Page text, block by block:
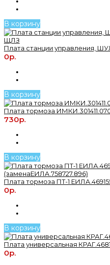
В корзину
Плата станции управления,
0р.
В корзину
Плата тормоза
730р.
В корзину
Плата тормоза ПТ-1
0р.
В корзину
Плата универсальная
0р.